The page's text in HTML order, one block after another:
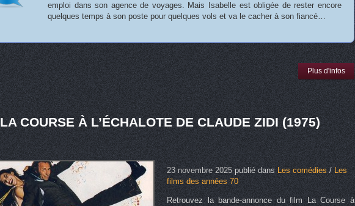
emploi dans son agence de voyages. Mais Isabelle est obligée de rester encore
quelques temps à son poste pour quelques vols et va le cacher à son fiancé…
Plus d'infos
LA COURSE À L’ÉCHALOTE DE CLAUDE ZIDI (1975)
23 novembre 2025publié dans Les comédies / Les
films des années 70
Retrouvez la bande-annonce du film La Course à